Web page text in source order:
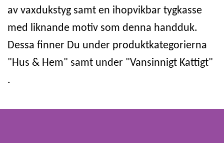
av vaxdukstyg samt en ihopvikbar tygkasse
med liknande motiv som denna handduk.
Dessa finner Du under produktkategorierna
"Hus & Hem" samt under "Vansinnigt Kattigt"
.